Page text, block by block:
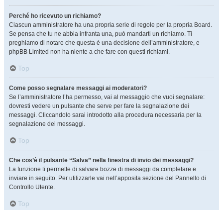
Perché ho ricevuto un richiamo?
Ciascun amministratore ha una propria serie di regole per la propria Board.
Se pensa che tu ne abbia infranta una, può mandarti un richiamo. Ti
preghiamo di notare che questa è una decisione dell’amministratore, e
phpBB Limited non ha niente a che fare con questi richiami.
Top
Come posso segnalare messaggi ai moderatori?
Se l’amministratore l’ha permesso, vai al messaggio che vuoi segnalare:
dovresti vedere un pulsante che serve per fare la segnalazione dei
messaggi. Cliccandolo sarai introdotto alla procedura necessaria per la
segnalazione dei messaggi.
Top
Che cos’è il pulsante “Salva” nella finestra di invio dei messaggi?
La funzione ti permette di salvare bozze di messaggi da completare e
inviare in seguito. Per utilizzarle vai nell’apposita sezione del Pannello di
Controllo Utente.
Top